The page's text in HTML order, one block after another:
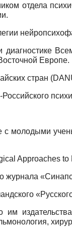
отдела
Европе.
стран
с молодыми
Approaches to
журнала